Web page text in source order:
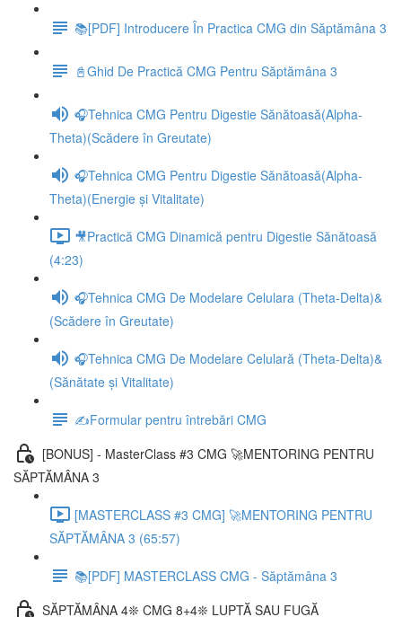
📚[PDF] Introducere În Practica CMG din Săptămâna 3
📓Ghid De Practică CMG Pentru Săptămâna 3
🎧Tehnica CMG Pentru Digestie Sănătoasă(Alpha-
Theta)(Scădere în Greutate)
🎧Tehnica CMG Pentru Digestie Sănătoasă(Alpha-
Theta)(Energie și Vitalitate)
🎥Practică CMG Dinamică pentru Digestie Sănătoasă
(4:23)
🎧Tehnica CMG De Modelare Celulara (Theta-Delta)&
(Scădere în Greutate)
🎧Tehnica CMG De Modelare Celulară (Theta-Delta)&
(Sănătate și Vitalitate)
✍️Formular pentru întrebări CMG
[BONUS] - MasterClass #3 CMG 🚀MENTORING PENTRU
SĂPTĂMÂNA 3
[MASTERCLASS #3 CMG] 🚀MENTORING PENTRU
SĂPTĂMÂNA 3 (65:57)
📚[PDF] MASTERCLASS CMG - Săptămâna 3
SĂPTĂMÂNA 4❊ CMG 8+4❊ LUPTĂ SAU FUGĂ